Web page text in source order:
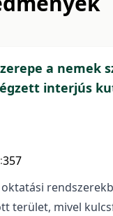
a nemek
interjús
357
terület, mivel